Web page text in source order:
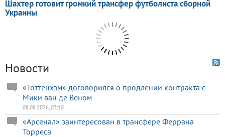
Новости
«Тоттенхэм» договорился о продлении контракта с
Мики ван де Веном
08.08.2026, 03:10
«Арсенал» заинтересован в трансфере Феррана
Торреса